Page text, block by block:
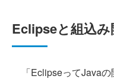
Eclipseと組込み
「EclipseってJavaの